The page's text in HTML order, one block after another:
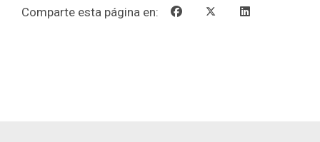
Comparte esta página en: